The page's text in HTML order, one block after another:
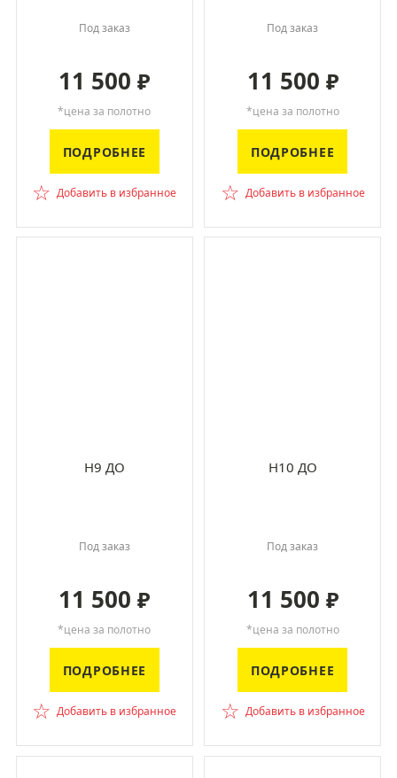
Под заказ
11 500₽
*цена за полотно
ПОДРОБНЕЕ
☆ Добавить в избранное
Под заказ
11 500 ₽
*цена за полотно
ПОДРОБНЕЕ
☆ Добавить в избранное
H9 ДО
Под заказ
11 500₽
*цена за полотно
ПОДРОБНЕЕ
☆ Добавить в избранное
H10 ДО
Под заказ
11 500 ₽
*цена за полотно
ПОДРОБНЕЕ
☆ Добавить в избранное